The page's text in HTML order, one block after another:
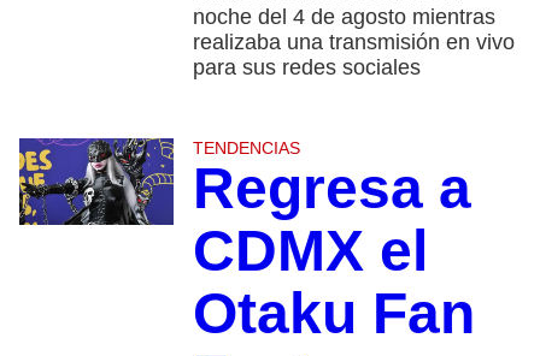
noche del 4 de agosto mientras
realizaba una transmisión en vivo
para sus redes sociales
TENDENCIAS
Regresa a
CDMX el
Otaku Fan